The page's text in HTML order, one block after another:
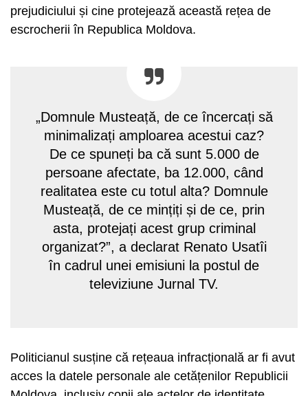
prejudiciului și cine protejează această rețea de
escrocherii în Republica Moldova.
„Domnule Musteață, de ce încercați să
minimalizați amploarea acestui caz?
De ce spuneți ba că sunt 5.000 de
persoane afectate, ba 12.000, când
realitatea este cu totul alta? Domnule
Musteață, de ce mințiți și de ce, prin
asta, protejați acest grup criminal
organizat?”, a declarat Renato Usatîi
în cadrul unei emisiuni la postul de
televiziune Jurnal TV.
Politicianul susține că rețeaua infracțională ar fi avut
acces la datele personale ale cetățenilor Republicii